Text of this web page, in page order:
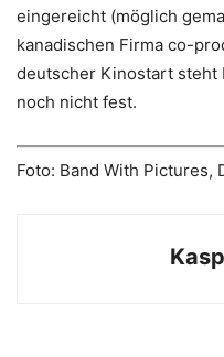
eingereicht (möglich
kanadischen Firma co-
deutscher Kinostart steht
noch nicht fest.
Foto: Band With Pictures,